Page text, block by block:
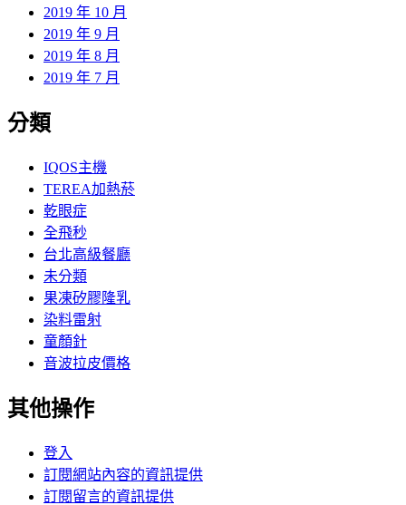
2019 年 10 月
2019 年 9 月
2019 年 8 月
2019 年 7 月
分類
IQOS主機
TEREA加熱菸
乾眼症
全飛秒
台北高級餐廳
未分類
果凍矽膠隆乳
染料雷射
童顏針
音波拉皮價格
其他操作
登入
訂閱網站內容的資訊提供
訂閱留言的資訊提供